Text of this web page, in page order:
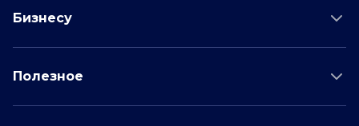
Проверка водителя
Бизнесу
Проверка по отраслям
Полезное